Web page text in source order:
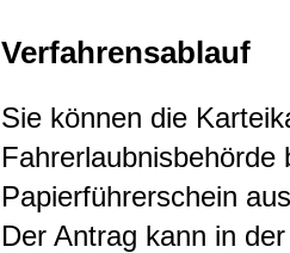
Verfahrensablauf
Sie können die
Fahrerlaubnisbehörde
Papierführerschein
Der Antrag kann in